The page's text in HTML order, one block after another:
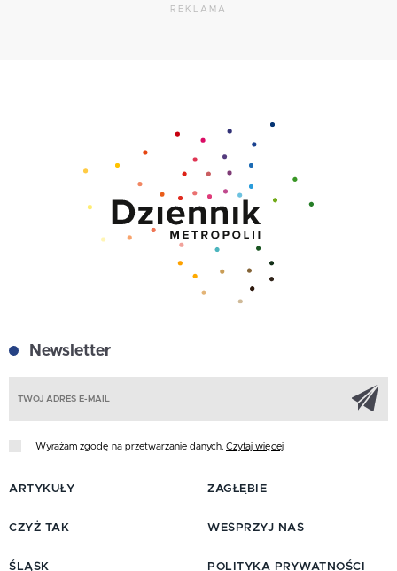
REKLAMA
Newsletter
Wyrażam zgodę na przetwarzanie danych. Czytaj więcej
ARTYKUŁY
CZYŻ TAK
ŚLĄSK
ZAGŁĘBIE
WESPRZYJ NAS
POLITYKA PRYWATNOŚCI